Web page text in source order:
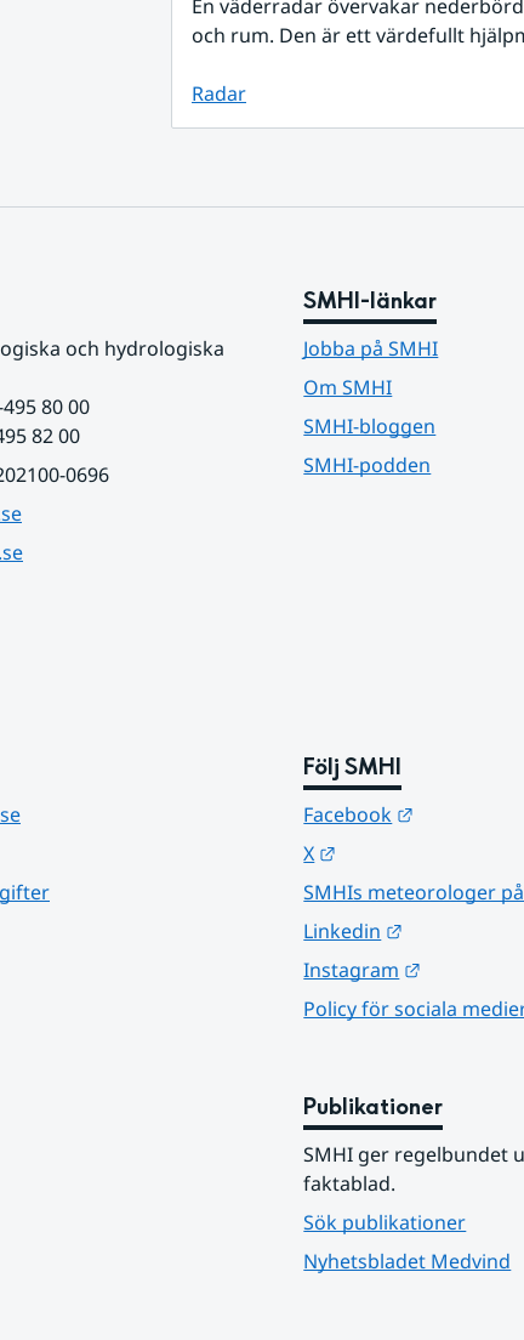
En väderradar övervakar
och rum. Den är ett värdefullt
Radar
och hydrologiska
80 00
82 00
0696
SMHI-länkar
Jobba på SMHI
Om SMHI
SMHI-bloggen
SMHI-podden
Följ SMHI
Facebook
X
SMHIs meteorologer
Linkedin
Instagram
Policy för sociala
Publikationer
SMHI ger regelbundet
faktablad.
Sök publikationer
Nyhetsbladet Medvind